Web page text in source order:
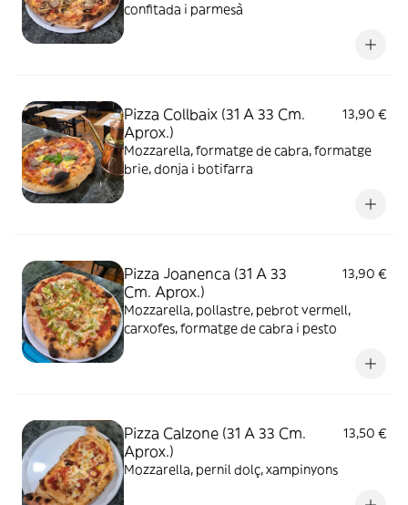
confitada i parmesà
Pizza Collbaix (31 A 33 Cm.
Aprox.)
13,90 €
Mozzarella, formatge de cabra, formatge
brie, donja i botifarra
Pizza Joanenca (31 A 33
Cm. Aprox.)
13,90 €
Mozzarella, pollastre, pebrot vermell,
carxofes, formatge de cabra i pesto
Pizza Calzone (31 A 33 Cm.
Aprox.)
13,50 €
Mozzarella, pernil dolç, xampinyons